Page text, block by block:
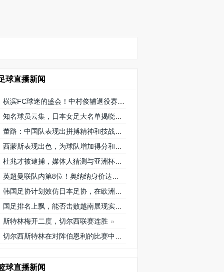
球直播新闻
横滨FC球迷的盛会！中村俊辅退役赛将在三泽球场再次相聚
知名球员云集，日本女足大名单揭晓
董路：中国队表现出拼搏精神和技战术水平，为国内青训鼓舞
西蒙斯表现出色，为球队增加得分和创造机会！
杜兆才被逮捕，媒体人猜测与亚洲杯搞黄的关系引发广泛讨论
英超曼联队内第8位！奥纳纳身价达到4000万欧元，成为喀麦隆最贵门将
韩国足协计划效仿日本足协，在欧洲设立办公室观察旅欧球员的身体情况
国足排名上飘，能否击败越南展现实力？
斯特林梅开二度，切尔西联赛连胜
切尔西斯特林在对阵伯恩利的比赛中获得 9/10 分的高分
球直播新闻